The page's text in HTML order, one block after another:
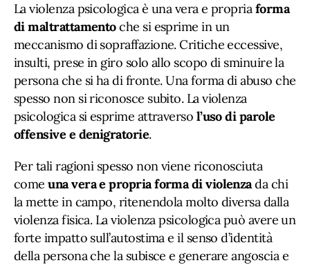
La violenza psicologica è una vera e propriaforma
di maltrattamentoche si esprime in un
meccanismo di sopraffazione. Critiche eccessive,
insulti, prese in giro solo allo scopo di sminuire la
persona che si ha di fronte. Una forma di abuso che
spesso non si riconosce subito. La violenza
psicologica si esprime attraverso l’uso di parole
offensive e denigratorie.
Per tali ragioni spesso non viene riconosciuta
comeuna vera e propria forma di violenzada chi
la mette in campo, ritenendola molto diversa dalla
violenza fisica. La violenza psicologica può avere un
forte impatto sull’autostima e il senso d’identità
della persona che la subisce e generare angoscia e